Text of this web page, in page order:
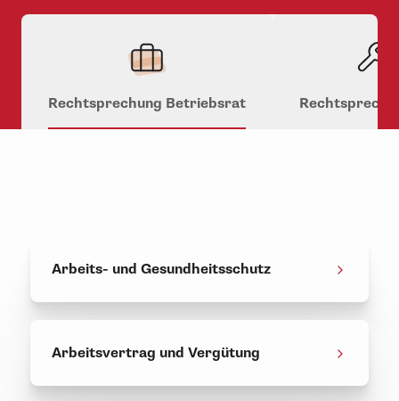
Rechtsprechung Betriebsrat
Arbeits- und Gesundheitsschutz
Arbeitsvertrag und Vergütung